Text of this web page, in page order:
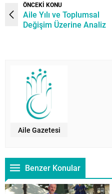
ÖNCEKİ KONU
Aile Yılı ve Toplumsal
Değişim Üzerine Analiz
Aile Gazetesi
Benzer Konular